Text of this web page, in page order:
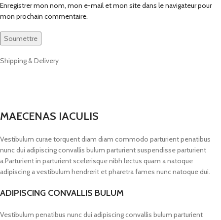
Enregistrer mon nom, mon e-mail et mon site dans le navigateur pour
mon prochain commentaire.
Shipping & Delivery
MAECENAS IACULIS
Vestibulum curae torquent diam diam commodo parturient penatibus
nunc dui adipiscing convallis bulum parturient suspendisse parturient
a.Parturient in parturient scelerisque nibh lectus quam a natoque
adipiscing a vestibulum hendrerit et pharetra fames nunc natoque dui.
ADIPISCING CONVALLIS BULUM
Vestibulum penatibus nunc dui adipiscing convallis bulum parturient